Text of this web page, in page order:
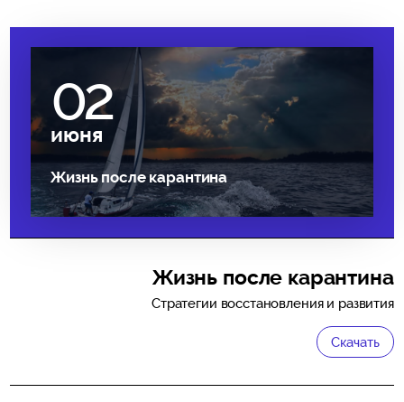
02
июня
Жизнь после карантина
Жизнь после карантина
Стратегии восстановления и развития
Скачать